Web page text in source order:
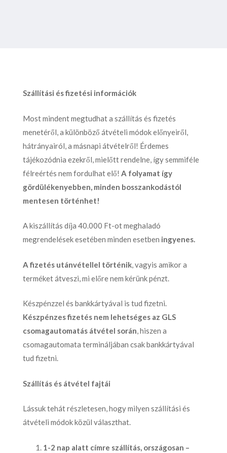
Szállítási és fizetési információk
Most mindent megtudhat a szállítás és fizetés
menetéről, a különböző átvételi módok előnyeiről,
hátrányairól, a másnapi átvételről! Érdemes
tájékozódnia ezekről, mielőtt rendelne, így semmiféle
félreértés nem fordulhat elő! A folyamat így
gördülékenyebben, minden bosszankodástól
mentesen történhet!
A kiszállítás díja 40.000 Ft-ot meghaladó
megrendelések esetében minden esetben ingyenes.
A fizetés utánvétellel történik , vagyis amikor a
terméket átveszi, mi előre nem kérünk pénzt.
Készpénzzel és bankkártyával is tud fizetni.
Készpénzes fizetés nem lehetséges az GLS
csomagautomatás átvétel során, hiszen a
csomagautomata termináljában csak bankkártyával
tud fizetni.
Szállítás és átvétel fajtái
Lássuk tehát részletesen, hogy milyen szállítási és
átvételi módok közül választhat.
1-2 nap alatt címre szállítás, országosan –